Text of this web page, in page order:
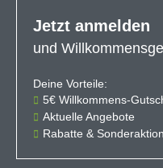
Jetzt anmelden
und
Deine Vorteile:
5€ Willkommens-
Aktuelle Angebote
Rabatte &